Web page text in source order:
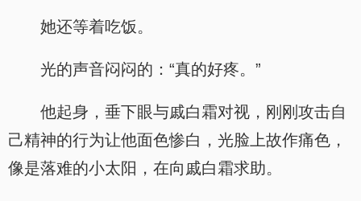
她还等着吃饭。
光的声音闷闷的：“真的好疼。”
他起身，垂下眼与戚白霜对视，刚刚攻击自
己精神的行为让他面色惨白，光脸上故作痛色，
像是落难的小太阳，在向戚白霜求助。